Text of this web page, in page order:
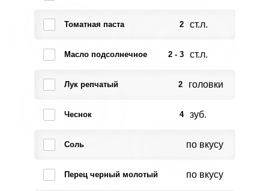
Томатная паста 2 ст.л.
Масло подсолнечное 2 - 3 ст.л.
Лук репчатый 2 головки
Чеснок 4 зуб.
Соль по вкусу
Перец черный молотый по вкусу